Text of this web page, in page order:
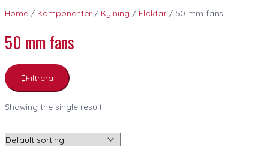
Home / Komponenter / Kylning / Fläktar / 50 mm fans
50 mm fans
Filtrera
Showing the single result